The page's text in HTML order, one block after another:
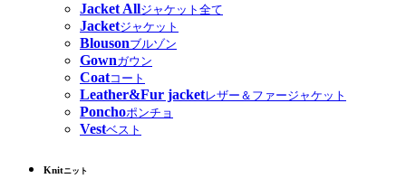
Jacket Allジャケット全て
Jacketジャケット
Blousonブルゾン
Gownガウン
Coatコート
Leather&Fur jacketレザー＆ファージャケット
Ponchoポンチョ
Vestベスト
Knitニット